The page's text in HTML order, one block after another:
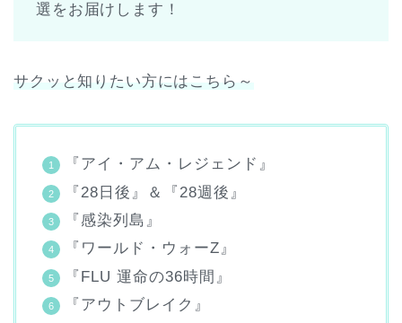
選をお届けします！
サクッと知りたい方にはこちら～
『アイ・アム・レジェンド』
『28日後』＆『28週後』
『感染列島』
『ワールド・ウォーZ』
『FLU 運命の36時間』
『アウトブレイク』